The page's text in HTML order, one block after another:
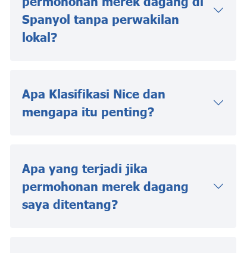
Spanyol tanpa perwakilan
lokal?
Apa Klasifikasi Nice dan
mengapa itu penting?
Apa yang terjadi jika
permohonan merek dagang
saya ditentang?